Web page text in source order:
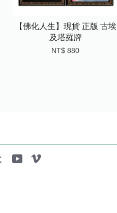
【佛化人生】現貨 正版 古埃
及塔羅牌
NT$ 880
Tumblr YouTube